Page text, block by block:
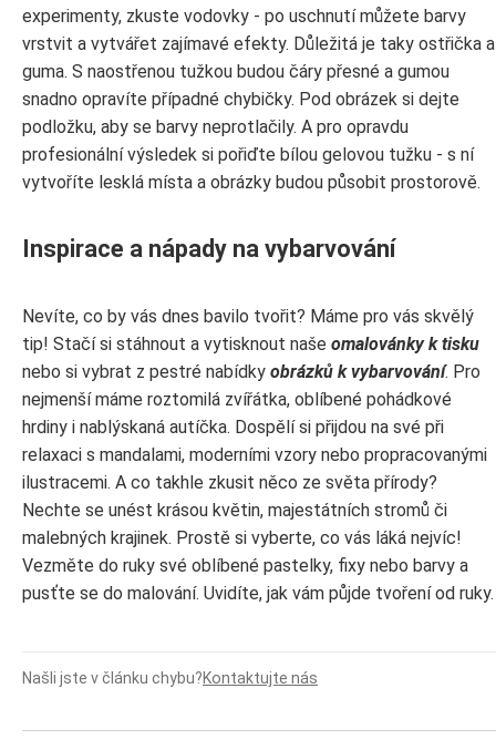
experimenty, zkuste vodovky - po uschnutí můžete barvy
vrstvit a vytvářet zajímavé efekty. Důležitá je taky ostřička a
guma. S naostřenou tužkou budou čáry přesné a gumou
snadno opravíte případné chybičky. Pod obrázek si dejte
podložku, aby se barvy neprotlačily. A pro opravdu
profesionální výsledek si pořiďte bílou gelovou tužku - s ní
vytvoříte lesklá místa a obrázky budou působit prostorově.
Inspirace a nápady na vybarvování
Nevíte, co by vás dnes bavilo tvořit? Máme pro vás skvělý
tip! Stačí si stáhnout a vytisknout naše omalovánky k tisku
nebo si vybrat z pestré nabídky obrázků k vybarvování. Pro
nejmenší máme roztomilá zvířátka, oblíbené pohádkové
hrdiny i nablýskaná autíčka. Dospělí si přijdou na své při
relaxaci s mandalami, moderními vzory nebo propracovanými
ilustracemi. A co takhle zkusit něco ze světa přírody?
Nechte se unést krásou květin, majestátních stromů či
malebných krajinek. Prostě si vyberte, co vás láká nejvíc!
Vezměte do ruky své oblíbené pastelky, fixy nebo barvy a
pusťte se do malování. Uvidíte, jak vám půjde tvoření od ruky.
Našli jste v článku chybu?Kontaktujte nás